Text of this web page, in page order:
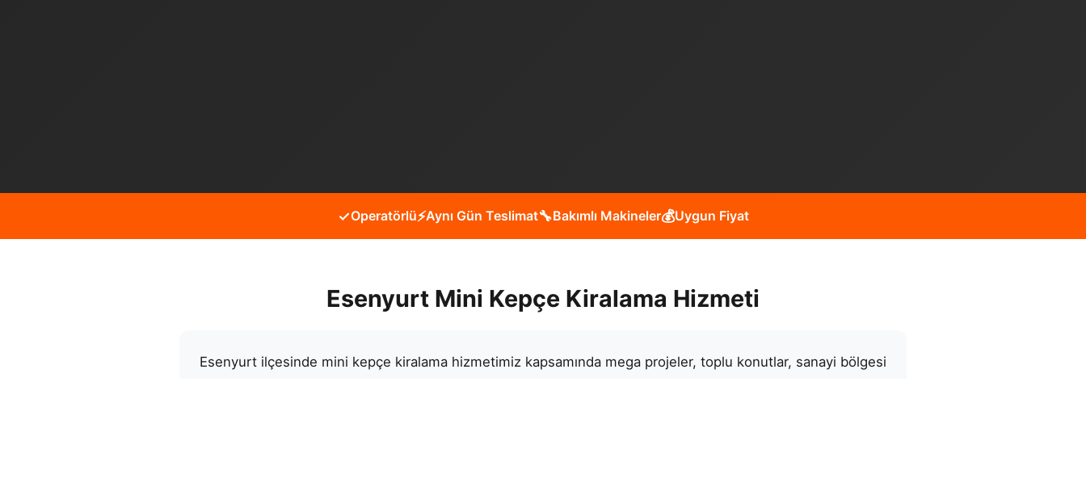
✓Operatörlü⚡Aynı Gün Teslimat🔧Bakımlı Makineler💰Uygun Fiyat
Esenyurt Mini Kepçe Kiralama Hizmeti
Esenyurt ilçesinde mini kepçe kiralama hizmetimiz kapsamında mega projeler, toplu konutlar, sanayi bölgesi